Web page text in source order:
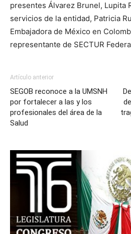
presentes Álvarez Brunel, Lupita
servicios de la entidad, Patricia
Embajadora de México en
representante de SECTUR
Artículo anterior
SEGOB reconoce a la UMSNH
por fortalecer a las y los
profesionales del área de la
Salud